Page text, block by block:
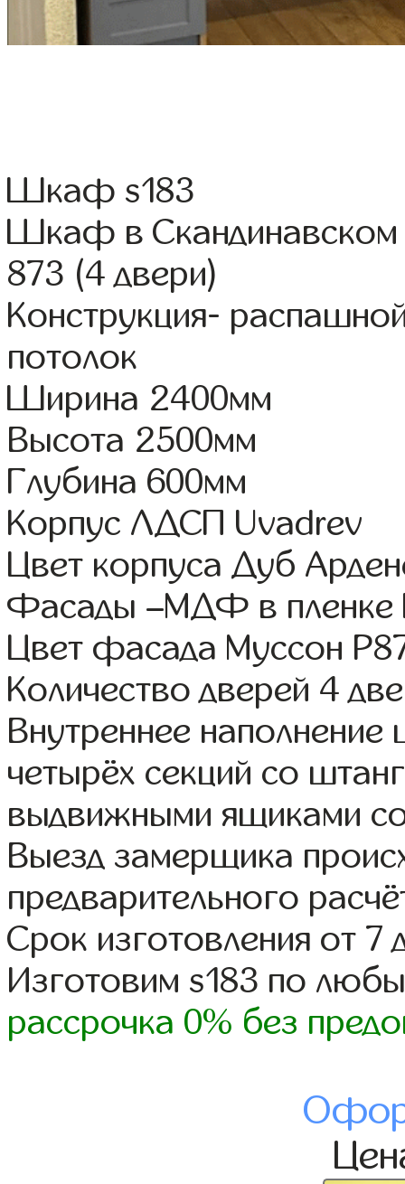
Шкаф s183
Шкаф в
873 (4 двери)
Конструкция-
потолок
Ширина 2400мм
Высота 2500мм
Глубина 600мм
Корпус ЛДСП Uvadrev
Цвет корпуса Дуб
Фасады –МДФ в пленке
Цвет фасада Муссон
Количество дверей 4
Внутреннее
четырёх секций со
выдвижными ящиками
Выезд замерщика
предварительного
Срок изготовления от 7
Изготовим s183 по
рассрочка 0% без